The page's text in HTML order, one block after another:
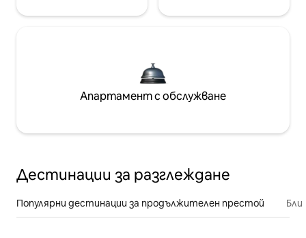
Апартамент с обслужване
Дестинации за разглеждане
Популярни дестинации за продължителен престой